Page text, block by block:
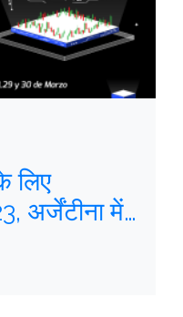
लिए
अर्जेंटीना में